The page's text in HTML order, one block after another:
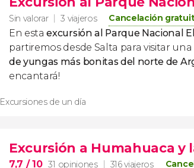
Sin valorar 3 viajeros Cancelación
En estaexcursión al Parque Nacional
partiremos desde Salta para visitar una
de yungas más bonitas del norte de
encantará!
Excursiones de un día
Excursión a Humahuaca y
7,7 / 10 31 opiniones 316 viajeros